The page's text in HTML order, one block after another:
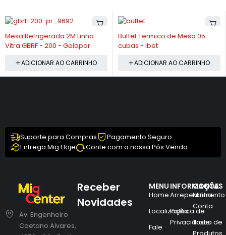
Mesa Refrigerada 2M Linha
Vitra GBRF - 200 - Gelopar
ADICIONAR AO CARRINHO
Buffet Termico de Mesa 05
cubas - Ibet
ADICIONAR AO CARRINHO
Suporte para Compras
Pagamento Seguro
Entrega Mig Hoje
Conte com a nossa Pós Venda
Av. Engenheiro
Caetano Alvares,
MENU
Home
Localização
Fale
INFORMAÇÕES
Arrependimento
Política de
Privacidade
CONTA
Minha
Conta
Troca de
Receber
Novidades